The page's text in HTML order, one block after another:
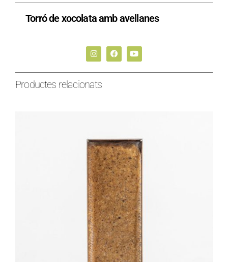
Torró de xocolata amb avellanes
Productes relacionats